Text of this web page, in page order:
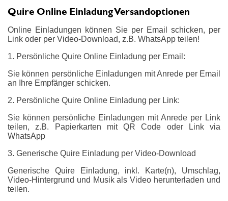
Quire Online Einladung Versandoptionen
Online Einladungen können Sie per Email schicken, per
Link oder per Video-Download, z.B. WhatsApp teilen!
1. Persönliche Quire Online Einladung per Email:
Sie können persönliche Einladungen mit Anrede per Email
an Ihre Empfänger schicken.
2. Persönliche Quire Online Einladung per Link:
Sie können persönliche Einladungen mit Anrede per Link
teilen, z.B. Papierkarten mit QR Code oder Link via
WhatsApp
3. Generische Quire Einladung per Video-Download
Generische Quire Einladung, inkl. Karte(n), Umschlag,
Video-Hintergrund und Musik als Video herunterladen und
teilen.